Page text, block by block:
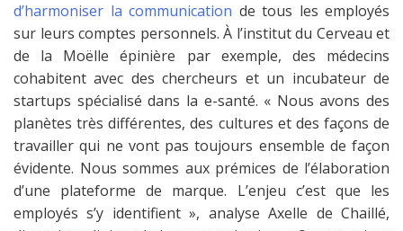
d’harmoniser la communication de tous les employés
sur leurs comptes personnels. À l’institut du Cerveau et
de la Moëlle épinière par exemple, des médecins
cohabitent avec des chercheurs et un incubateur de
startups spécialisé dans la e-santé. « Nous avons des
planètes très différentes, des cultures et des façons de
travailler qui ne vont pas toujours ensemble de façon
évidente. Nous sommes aux prémices de l’élaboration
d’une plateforme de marque. L’enjeu c’est que les
employés s’y identifient », analyse Axelle de Chaillé,